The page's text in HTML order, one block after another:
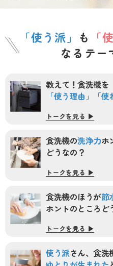
「使う派」 も 「
なるテー
教えて！食洗機を
「使う理由」
「
トークを見る ▶︎
食洗機の洗浄力ホ
どうなの？
トークを見る ▶︎
食洗機のほうが節
ホントのところ ど
トークを見る ▶︎
使う派さん、食洗